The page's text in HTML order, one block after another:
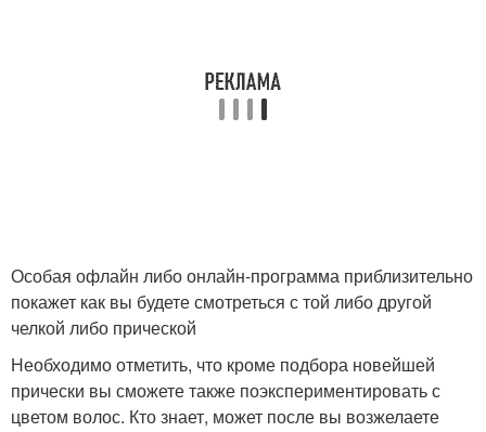
Особая офлайн либо онлайн-программа приблизительно
покажет как вы будете смотреться с той либо другой
челкой либо прической
Необходимо отметить, что кроме подбора новейшей
прически вы сможете также поэкспериментировать с
цветом волос. Кто знает, может после вы возжелаете